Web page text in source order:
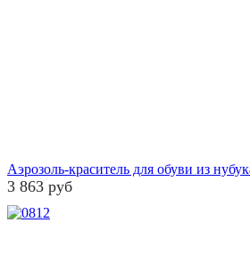
Аэрозоль-краситель для обуви из
3 863 руб